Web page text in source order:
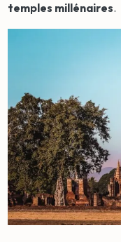
temples millénaires.